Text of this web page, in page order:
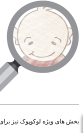
بخش های ویژه لوکوپوک نیز